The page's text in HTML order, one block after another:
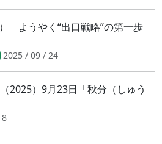
ようやく“出口戦略”の第一歩
2025 / 09 / 24
）9月23日「秋分（しゅう